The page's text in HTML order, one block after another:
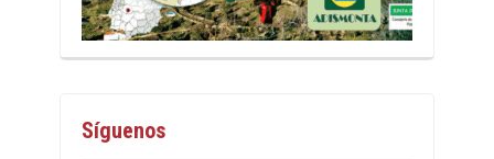
Síguenos